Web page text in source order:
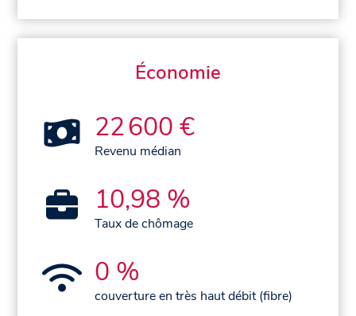
Économie
22 600 €
Revenu médian
10,98 %
Taux de chômage
0 %
couverture en très haut débit (fibre)